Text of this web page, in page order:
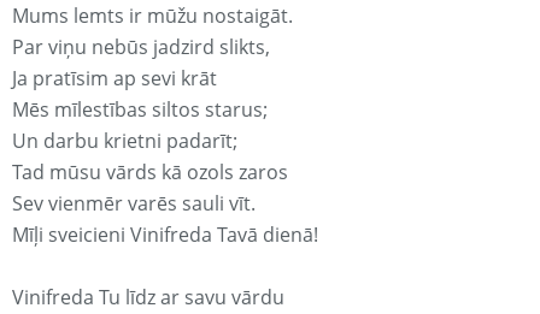
Mums lemts ir mūžu nostaigāt.
Par viņu nebūs jadzird slikts,
Ja pratīsim ap sevi krāt
Mēs mīlestības siltos starus;
Un darbu krietni padarīt;
Tad mūsu vārds kā ozols zaros
Sev vienmēr varēs sauli vīt.
Mīļi sveicieni Vinifreda Tavā dienā!
Vinifreda Tu līdz ar savu vārdu